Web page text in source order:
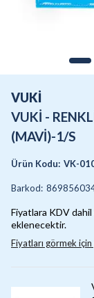
VUKİ
VUKİ -
(MAVİ)-1/S
Ürün Kodu: VK-
Barkod:
Fiyatlara KDV
eklenecektir.
Fiyatları görmek için